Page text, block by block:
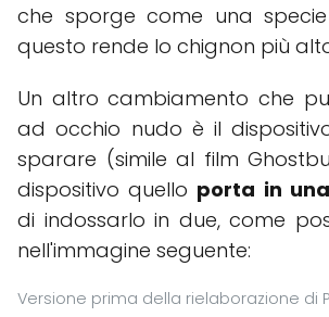
che sporge come una
questo rende lo chignon più
Un altro cambiamento che
ad occhio nudo è il
sparare (simile al film
dispositivo quello porta in
di indossarlo in due, come
nell'immagine seguente:
Versione prima della rielaborazione di